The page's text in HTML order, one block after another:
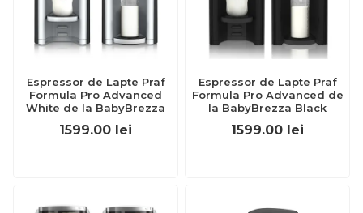
Espressor de Lapte Praf
Formula Pro Advanced
White de la BabyBrezza
1599.00 lei
Espressor de Lapte Praf
Formula Pro Advanced de
la BabyBrezza Black
1599.00 lei